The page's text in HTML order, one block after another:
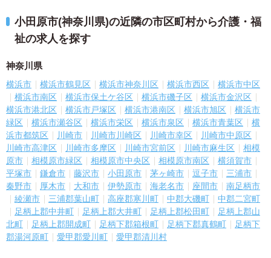
小田原市(神奈川県)の近隣の市区町村から介護・福
祉の求人を探す
神奈川県
横浜市 横浜市鶴見区 横浜市神奈川区 横浜市西区
横浜市中区
横浜市南区
横浜市保土ケ谷区 横浜市磯子区
横浜市金沢区
横浜市港北区
横浜市戸塚区 横浜市港南区 横浜市旭区
横浜市
緑区
横浜市瀬谷区 横浜市栄区 横浜市泉区 横浜市青葉区
横
浜市都筑区
川崎市 川崎市川崎区 川崎市幸区
川崎市中原区
川崎市高津区
川崎市多摩区 川崎市宮前区 川崎市麻生区
相模
原市
相模原市緑区 相模原市中央区 相模原市南区
横須賀市
平塚市
鎌倉市 藤沢市 小田原市 茅ヶ崎市 逗子市
三浦市
秦野市
厚木市 大和市 伊勢原市 海老名市 座間市
南足柄市
綾瀬市
三浦郡葉山町 高座郡寒川町 中郡大磯町
中郡二宮町
足柄上郡中井町
足柄上郡大井町 足柄上郡松田町
足柄上郡山
北町
足柄上郡開成町 足柄下郡箱根町 足柄下郡真鶴町
足柄下
郡湯河原町
愛甲郡愛川町 愛甲郡清川村